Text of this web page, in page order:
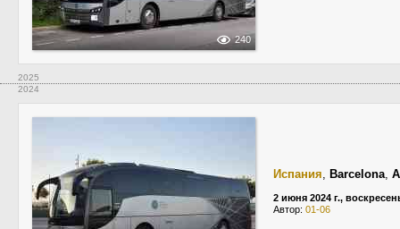
240
2025
2024
Испания, Barcelona,
2 июня 2024 г.,
Автор: 01-06